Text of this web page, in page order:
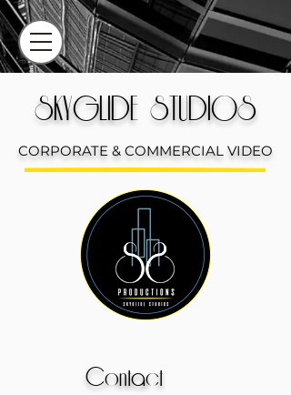
SKYGLIDE STUDIOS
CORPORATE & COMMERCIAL VIDEO
Contact